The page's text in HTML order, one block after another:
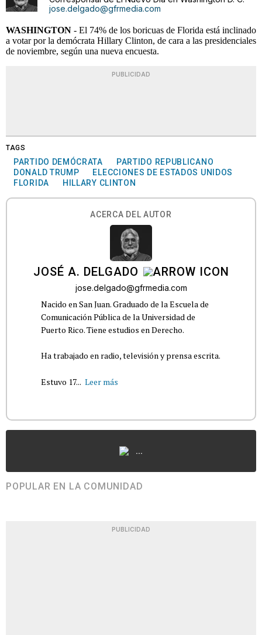
jose.delgado@gfrmedia.com
WASHINGTON - El 74% de los boricuas de Florida está inclinado
a votar por la demócrata Hillary Clinton, de cara a las presidenciales
de noviembre, según una nueva encuesta.
PUBLICIDAD
TAGS
PARTIDO DEMÓCRATA
PARTIDO REPUBLICANO
DONALD TRUMP
ELECCIONES DE ESTADOS UNIDOS
FLORIDA
HILLARY CLINTON
ACERCA DEL AUTOR
JOSÉ A. DELGADO
jose.delgado@gfrmedia.com
Nacido en San Juan. Graduado de la Escuela de
Comunicación Pública de la Universidad de
Puerto Rico. Tiene estudios en Derecho.
Ha trabajado en radio, televisión y prensa escrita.
Estuvo 17... Leer más
...
POPULAR EN LA COMUNIDAD
PUBLICIDAD